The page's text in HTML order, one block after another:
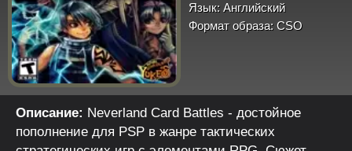
Язык: Английский
Формат образа: CSO
Описание: Neverland Card Battles - достойное
пополнение для PSP в жанре тактических